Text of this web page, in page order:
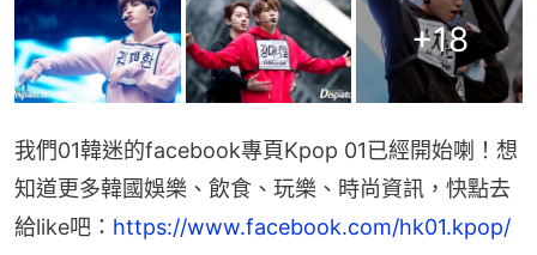
+18
我們01韓迷的facebook專頁Kpop 01已經開始喇！想
知道更多韓國娛樂、飲食、玩樂、時尚資訊，快點去
給like吧： https://www.facebook.com/hk01.kpop/